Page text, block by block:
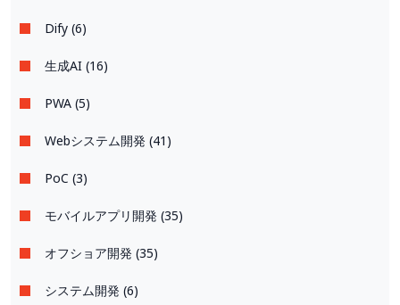
Dify (6)
生成AI (16)
PWA (5)
Webシステム開発 (41)
PoC (3)
モバイルアプリ開発 (35)
オフショア開発 (35)
システム開発 (6)